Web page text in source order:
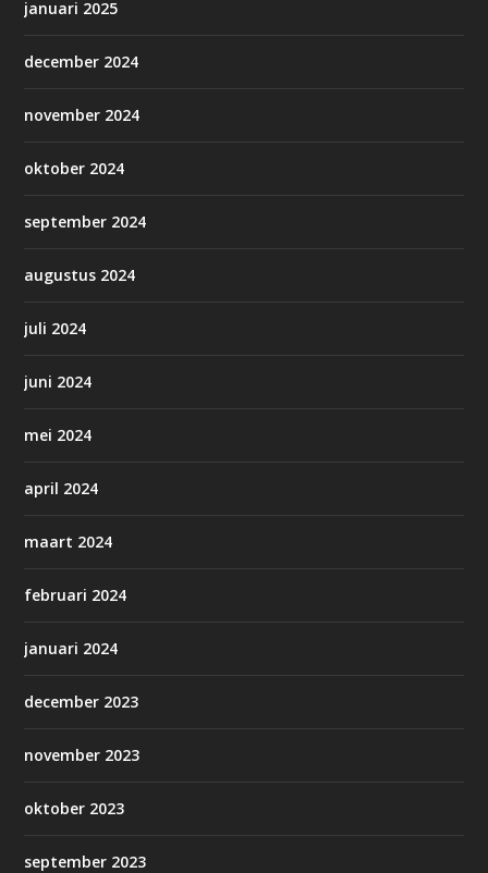
januari 2025
december 2024
november 2024
oktober 2024
september 2024
augustus 2024
juli 2024
juni 2024
mei 2024
april 2024
maart 2024
februari 2024
januari 2024
december 2023
november 2023
oktober 2023
september 2023